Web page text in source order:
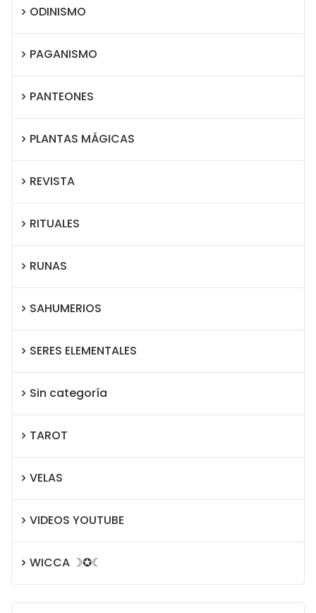
ODINISMO
PAGANISMO
PANTEONES
PLANTAS MÁGICAS
REVISTA
RITUALES
RUNAS
SAHUMERIOS
SERES ELEMENTALES
Sin categoría
TAROT
VELAS
VIDEOS YOUTUBE
WICCA ☽✪☾